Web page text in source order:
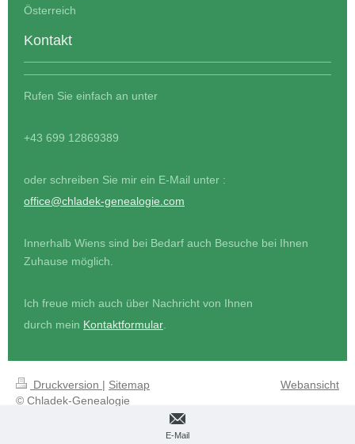
Österreich
Kontakt
Rufen Sie einfach an unter
+43 699 12869389
oder schreiben Sie mir ein E-Mail unter :
office@chladek-genealogie.com
Innerhalb Wiens sind bei Bedarf auch Besuche bei Ihnen
Zuhause möglich.
Ich freue mich auch über Nachricht von Ihnen
durch mein Kontaktformular
Druckversion | Sitemap
© Chladek-Genealogie
Webansicht
E-Mail